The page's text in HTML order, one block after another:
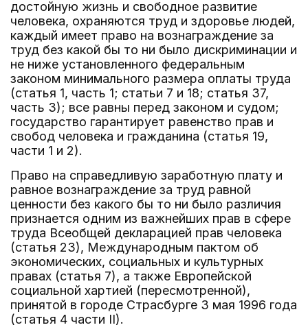
достойную жизнь и свободное развитие
человека, охраняются труд и здоровье людей,
каждый имеет право на вознаграждение за
труд без какой бы то ни было дискриминации и
не ниже установленного федеральным
законом минимального размера оплаты труда
(статья 1, часть 1; статьи 7 и 18; статья 37,
часть 3); все равны перед законом и судом;
государство гарантирует равенство прав и
свобод человека и гражданина (статья 19,
части 1 и 2).
Право на справедливую заработную плату и
равное вознаграждение за труд равной
ценности без какого бы то ни было различия
признается одним из важнейших прав в сфере
труда Всеобщей декларацией прав человека
(статья 23), Международным пактом об
экономических, социальных и культурных
правах (статья 7), а также Европейской
социальной хартией (пересмотренной),
принятой в городе Страсбурге 3 мая 1996 года
(статья 4 части II).